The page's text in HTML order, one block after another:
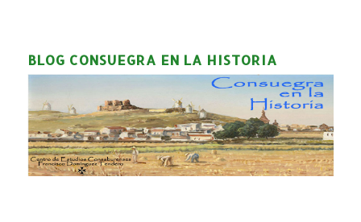
BLOG CONSUEGRA EN LA HISTORIA